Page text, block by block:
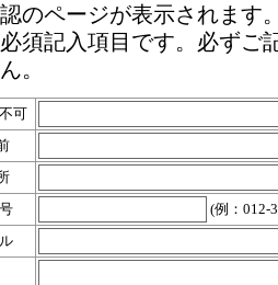
のページが表示されます
須記入項目です。必ずご
。
可
(例：012-